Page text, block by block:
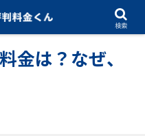
01.20.2025
金は？なぜ、
検索